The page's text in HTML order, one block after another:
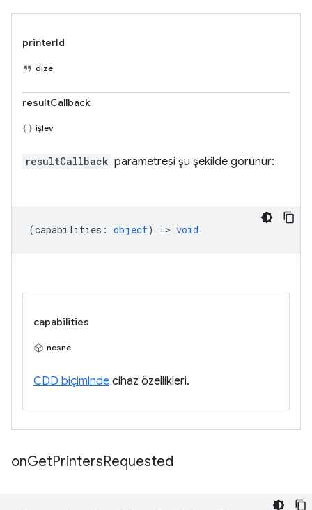
printerId
dize
resultCallback
işlev
resultCallback parametresi şu şekilde görünür:
(capabilities : object) => void
capabilities
nesne
CDD biçiminde cihaz özellikleri.
onGetPrintersRequested